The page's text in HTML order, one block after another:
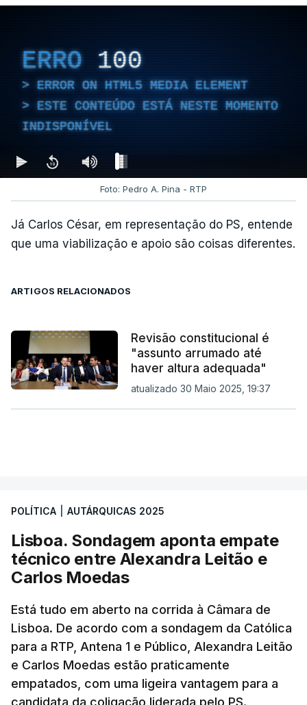
ERRO 100
ERROR ON HTML5 MEDIA ELEMENT
ESTE CONTEÚDO ESTÁ NESTE MOMENTO
INDISPONÍVEL
Foto: Pedro A. Pina - RTP
Já Carlos César, em representação do PS, entende
que uma viabilização e apoio são coisas diferentes.
ARTIGOS RELACIONADOS
Revisão constitucional é
"assunto arrumado até
haver altura adequada"
atualizado 30 Maio 2025, 19:37
POLÍTICA AUTÁRQUICAS 2025
Lisboa. Sondagem aponta empate
técnico entre Alexandra Leitão e
Carlos Moedas
Está tudo em aberto na corrida à Câmara de
Lisboa. De acordo com a sondagem da Católica
para a RTP, Antena 1 e Público, Alexandra Leitão
e Carlos Moedas estão praticamente
empatados, com uma ligeira vantagem para a
candidata da coligação liderada pelo PS.